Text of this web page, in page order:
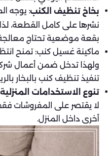
بخاخ تنظيف الكنب: يوجه
نشرها على كامل القطعة،
بقعة موضعية تحتاج
ماكينة غسيل كنب: تمنح
ولهذا تدخل ضمن أعمال
تنفيذ تنظيف كنب بالبخار
تنوع الاستخدامات المنزلية
لا يقتصر على المفروشات
أخرى داخل المنزل.